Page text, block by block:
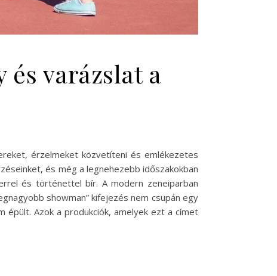
és varázslat a
érzelmeket közvetíteni és emlékezetes
és még a legnehezebb időszakokban
és történettel bír. A modern zeneiparban
showman” kifejezés nem csupán egy
Azok a produkciók, amelyek ezt a címet